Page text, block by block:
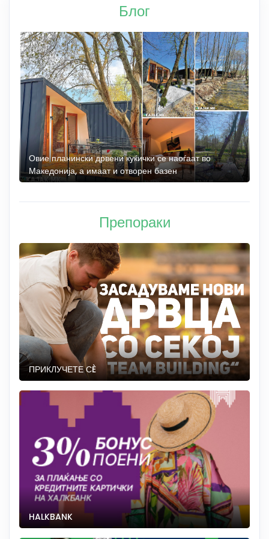
Блог
Овие планински дрвени куќички се наоѓаат во
Македонија, а имаат и отворен базен
Препораки
ПРИКЛУЧЕТЕ СÈ
HALKBANK